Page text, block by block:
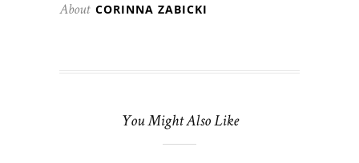
About CORINNA ZABICKI
You Might Also Like